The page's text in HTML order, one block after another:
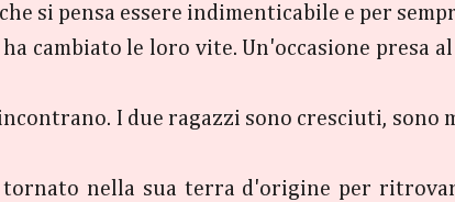
si pensa essere indimenticabile e per
cambiato le loro vite. Un'occasione presa
I due ragazzi sono cresciuti,
tornato nella sua terra d'origine per